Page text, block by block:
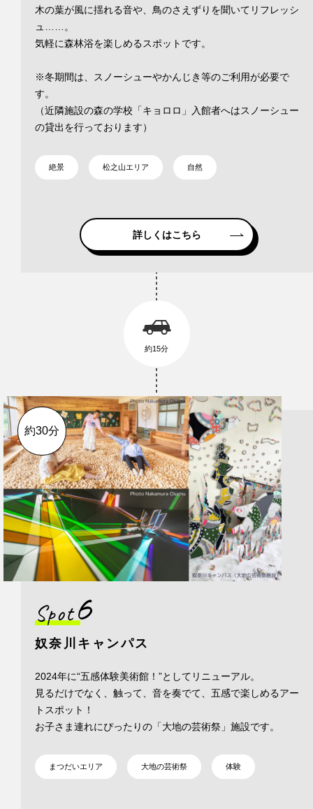
木の葉が風に揺れる音や、鳥のさえずりを聞いてリフレッシ
ュ……。
気軽に森林浴を楽しめるスポットです。
※冬期間は、スノーシューやかんじき等のご利用が必要で
す。
（近隣施設の森の学校「キョロロ」入館者へはスノーシュー
の貸出を行っております）
絶景 松之山エリア 自然
詳しくはこちら
約15分
約30分
Spot6
奴奈川キャンパス
2024年に“五感体験美術館！”としてリニューアル。
見るだけでなく、触って、音を奏でて、五感で楽しめるアー
トスポット！
お子さま連れにぴったりの「大地の芸術祭」施設です。
まつだいエリア 大地の芸術祭 体験